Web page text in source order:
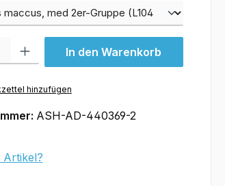
In den Warenkorb
hinzufügen
ASH-AD-440369-2
Artikel?